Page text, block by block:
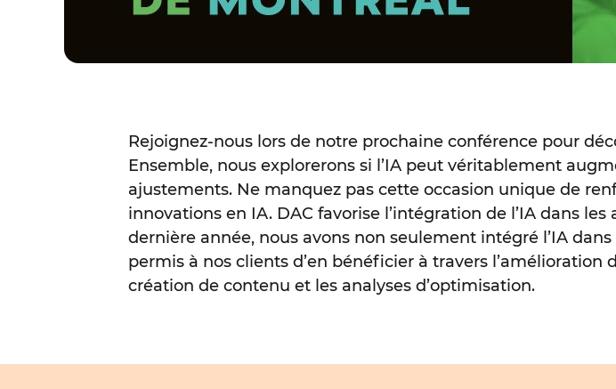
Rejoignez-nous lors de notre prochaine conférence pour
Ensemble, nous explorerons si l’IA peut véritablement
ajustements. Ne manquez pas cette occasion unique de
innovations en IA. DAC favorise l’intégration de l’IA dans
dernière année, nous avons non seulement intégré l’IA
permis à nos clients d’en bénéficier à travers l’amélioration
création de contenu et les analyses d’optimisation.